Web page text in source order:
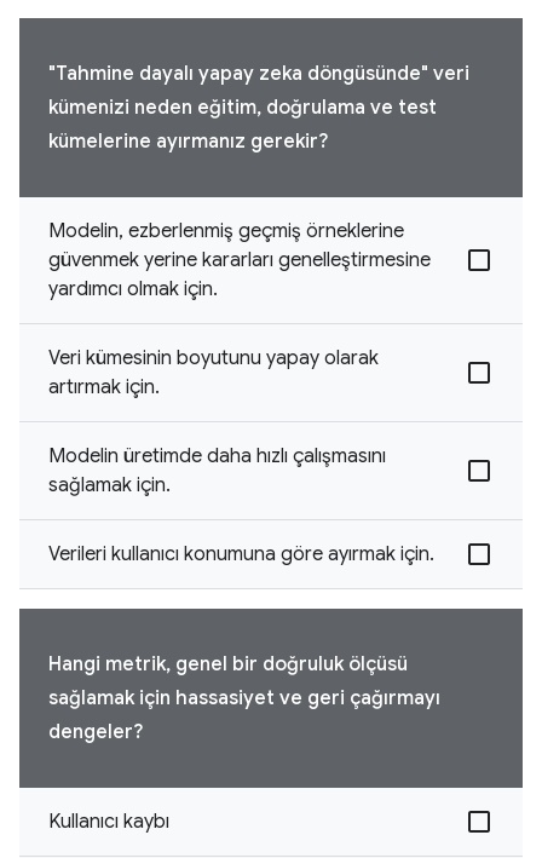
"Tahmine dayalı yapay zeka döngüsünde" veri
kümenizi neden eğitim, doğrulama ve test
kümelerine ayırmanız gerekir?
Modelin, ezberlenmiş geçmiş örneklerine
güvenmek yerine kararları genelleştirmesine
yardımcı olmak için.
Veri kümesinin boyutunu yapay olarak
artırmak için.
Modelin üretimde daha hızlı çalışmasını
sağlamak için.
Verileri kullanıcı konumuna göre ayırmak için.
Hangi metrik, genel bir doğruluk ölçüsü
sağlamak için hassasiyet ve geri çağırmayı
dengeler?
Kullanıcı kaybı